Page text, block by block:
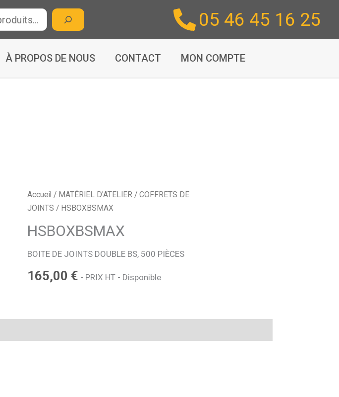
05 46 45 16 25
À PROPOS DE NOUS CONTACT MON COMPTE
Accueil / MATÉRIEL D'ATELIER /COFFRETS DE
JOINTS / HSBOXBSMAX
HSBOXBSMAX
BOITE DE JOINTS DOUBLE BS, 500 PIÈCES
165,00 € - PRIX HT - Disponible